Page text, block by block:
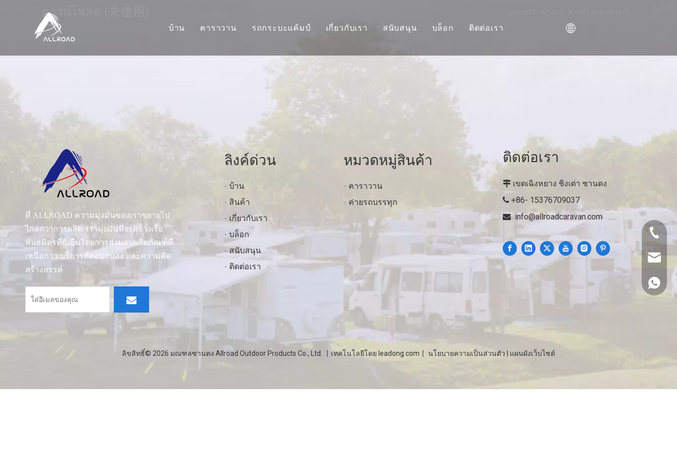
บ้าน คาราวาน รถกระบะแค้มป์ เกี่ยวกับเรา สนับสนุน บล็อก ติดต่อเรา
ดาวน์โหลด (未使用)
ที่ ALLROAD ความมุ่งมั่นของเราขยายไป
ไกลกว่าการผลิต: เรามุ่งมั่นที่จะสร้างเรือ
พันธมิตรที่ยั่งยืนโดยการส่งมอบผลิตภัณฑ์ที่
เหนือกว่า บริการที่ตอบสนอง และความคิด
สร้างสรรค์
+86-
+86-
ลิงค์ด่วน
บ้าน
สินค้า
เกี่ยวกับเรา
บล็อก
สนับสนุน
ติดต่อเรา
หมวดหมู่สินค้า
คาราวาน
ค่ายรถบรรทุก
ติดต่อเรา
 เขตเฉิงหยาง ชิงเต่า ชานตง
 +86- 15376709037
 info@allroadcaravan.com
ลิขสิทธิ์© 2026 มณฑลซานตง Allroad Outdoor Products Co., Ltd. 丨เทคโนโลยีโดย leadong.com นโยบายความเป็นส่วนตัว แผนผังเว็บไซต์